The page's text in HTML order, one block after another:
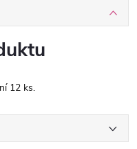
12 ks.